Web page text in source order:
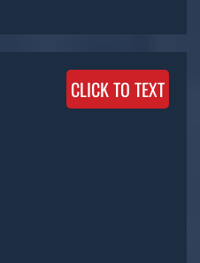
CLICK TO TEXT